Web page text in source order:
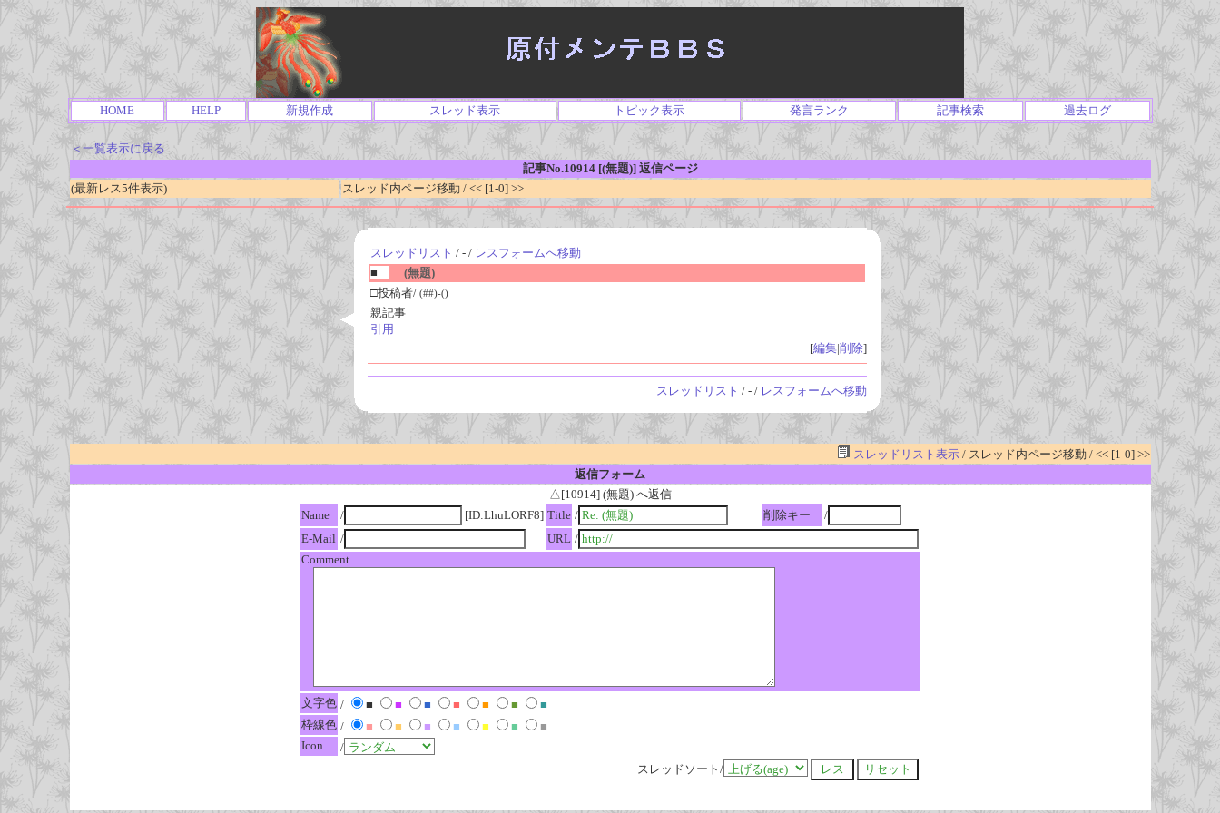
HOME HELP 新規作成 スレッド表示 トピック表示 発言ランク 記事検索 過去ログ
＜一覧表示に戻る
記事No.10914 [(無題)] 返信ページ
(最新レス5件表示)
スレッド内ページ移動 / << [1-0] >>
スレッドリスト / - / レスフォームへ移動
■
(無題)
□投稿者/ (##)-()
親記事
引用
[編集|削除]
スレッドリスト / - / レスフォームへ移動
スレッドリスト表示/ スレッド内ページ移動 / << [1-0] >>
返信フォーム
△[10914] (無題) へ返信
Name
/ [ID:LhuLORF8] Title / 削除キー
/
E-Mail / URL /
Comment
文字色 / ■ ■ ■ ■ ■ ■
■
枠線色 / ■ ■ ■ ■ ■ ■
■
Icon
/
スレッドソート/